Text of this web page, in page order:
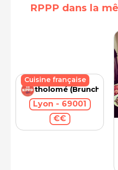
RPPP dans la
Bartholomé (Brunch)
Lyon - 69001
€€
Cuisine française